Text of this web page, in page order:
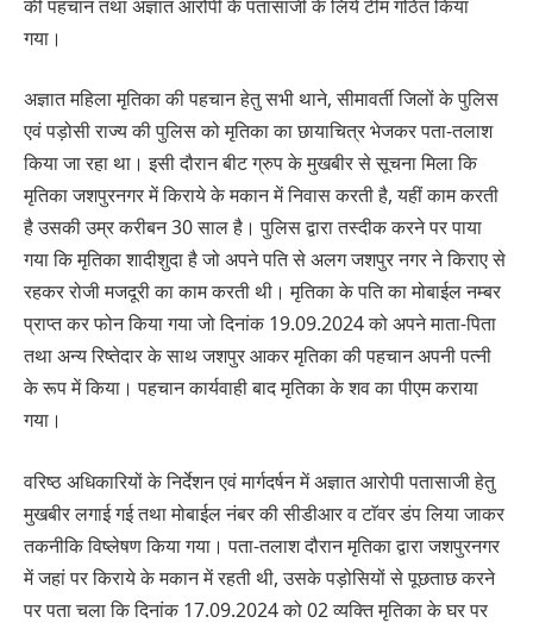
की पहचान तथा अज्ञात आरोपी के पतासाजी के लिये टीम गठित किया
गया।
अज्ञात महिला मृतिका की पहचान हेतु सभी थाने, सीमावर्ती जिलों के पुलिस
एवं पड़ोसी राज्य की पुलिस को मृतिका का छायाचित्र भेजकर पता-तलाश
किया जा रहा था। इसी दौरान बीट ग्रुप के मुखबीर से सूचना मिला कि
मृतिका जशपुरनगर में किराये के मकान में निवास करती है, यहीं काम करती
है उसकी उम्र करीबन 30 साल है। पुलिस द्वारा तस्दीक करने पर पाया
गया कि मृतिका शादीशुदा है जो अपने पति से अलग जशपुर नगर ने किराए से
रहकर रोजी मजदूरी का काम करती थी। मृतिका के पति का मोबाईल नम्बर
प्राप्त कर फोन किया गया जो दिनांक 19.09.2024 को अपने माता-पिता
तथा अन्य रिष्तेदार के साथ जशपुर आकर मृतिका की पहचान अपनी पत्नी
के रूप में किया। पहचान कार्यवाही बाद मृतिका के शव का पीएम कराया
गया।
वरिष्ठ अधिकारियों के निर्देशन एवं मार्गदर्षन में अज्ञात आरोपी पतासाजी हेतु
मुखबीर लगाई गई तथा मोबाईल नंबर की सीडीआर व टाॅवर डंप लिया जाकर
तकनीकि विष्लेषण किया गया। पता-तलाश दौरान मृतिका द्वारा जशपुरनगर
में जहां पर किराये के मकान में रहती थी, उसके पड़ोसियों से पूछताछ करने
पर पता चला कि दिनांक 17.09.2024 को 02 व्यक्ति मृतिका के घर पर